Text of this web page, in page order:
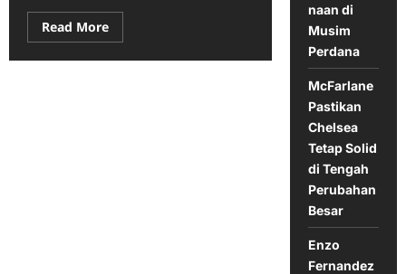
Read MoreRead
more
Virgil
naan di
Musim
Perdana
McFarlane
Pastikan
Chelsea
Tetap Solid
di Tengah
Perubahan
Besar
Enzo
Fernandez